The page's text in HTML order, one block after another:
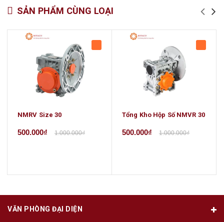
SẢN PHẨM CÙNG LOẠI
NMRV Size 30
500.000₫ 1.000.000₫
Tổng Kho Hộp Số NMVR 30
500.000₫ 1.000.000₫
VĂN PHÒNG ĐẠI DIỆN